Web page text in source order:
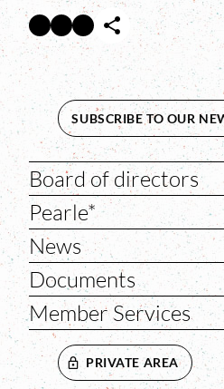
Facebook Abre en nueva ventana
Twitter Abre en nueva ventana
InstagramAbre en nueva ventana
SUBSCRIBE TO OUR
Board of directors
Pearle*
News
Documents
Member Services
PRIVATE AREA